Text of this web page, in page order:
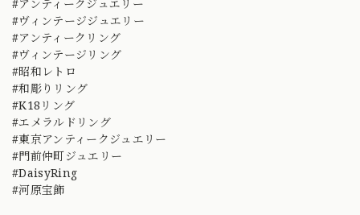
#アンティークジュエリー
#ヴィンテージジュエリー
#アンティークリング
#ヴィンテージリング
#昭和レトロ
#和彫りリング
#K18リング
#エメラルドリング
#東京アンティークジュエリー
#門前仲町ジュエリー
#DaisyRing
#河原宝飾